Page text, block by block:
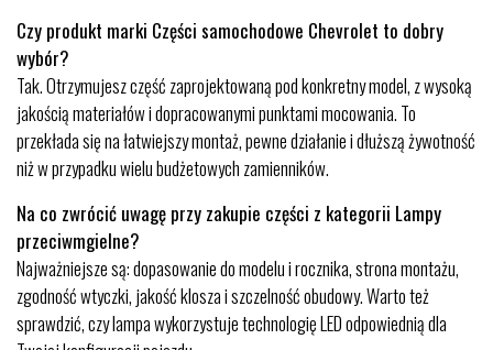
Czy produkt marki Części samochodowe Chevrolet to dobry
wybór?
Tak. Otrzymujesz część zaprojektowaną pod konkretny model, z wysoką
jakością materiałów i dopracowanymi punktami mocowania. To
przekłada się na łatwiejszy montaż, pewne działanie i dłuższą żywotność
niż w przypadku wielu budżetowych zamienników.
Na co zwrócić uwagę przy zakupie części z kategorii Lampy
przeciwmgielne?
Najważniejsze są: dopasowanie do modelu i rocznika, strona montażu,
zgodność wtyczki, jakość klosza i szczelność obudowy. Warto też
sprawdzić, czy lampa wykorzystuje technologię LED odpowiednią dla